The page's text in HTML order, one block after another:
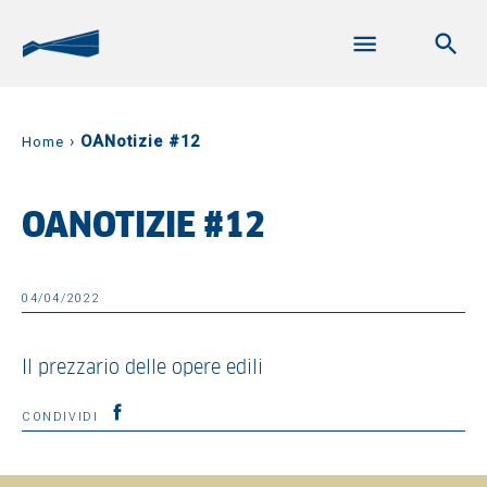
Home › OANotizie #12
OANOTIZIE #12
04/04/2022
Il prezzario delle opere edili
CONDIVIDI